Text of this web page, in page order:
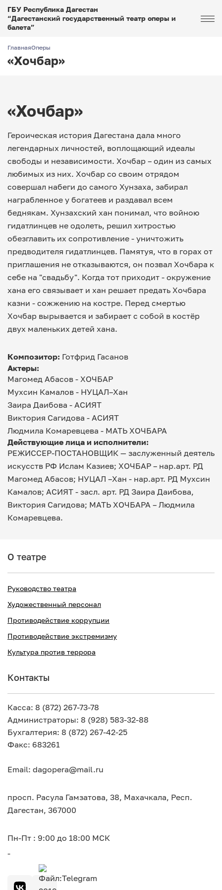
ГБУ Республика Дагестан
“Дагестанский государственный театр оперы и
балета”
ГлавнаяОперы
«Хочбар»
«Хочбар»
Героическая история Дагестана дала много
легендарных личностей, воплощающий идеалы
свободы и независимости. Хочбар – один из самых
любимых из них. Хочбар со своим отрядом
совершал набеги до самого Хунзаха, забирал
награбленное у богатеев и раздавал всем
беднякам. Хунзахский хан понимал, что войною
гидатлинцев не одолеть, решил хитростью
обезглавить их сопротивление - уничтожить
предводителя гидатлинцев. Памятуя, что в горах от
приглашения не отказываются, он позвал Хочбара к
себе на "свадьбу". Когда тот приходит - окружение
хана его связывает и хан решает предать Хочбара
казни - сожжению на костре. Перед смертью
Хочбар вырывается и забирает с собой в костёр
двух маленьких детей хана.
Композитор: Готфрид Гасанов
Актеры:
Магомед Абасов - ХОЧБАР
Мухсин Камалов - НУЦАЛ–Хан
Заира Даибова - АСИЯТ
Виктория Сагидова - АСИЯТ
Людмила Комаревцева - МАТЬ ХОЧБАРА
Действующие лица и исполнители:
РЕЖИССЕР-ПОСТАНОВЩИК — заслуженный деятель
искусств РФ Ислам Казиев; ХОЧБАР – нар.арт. РД
Магомед Абасов; НУЦАЛ –Хан - нар.арт. РД Мухсин
Камалов; АСИЯТ - засл. арт. РД Заира Даибова,
Виктория Сагидова; МАТЬ ХОЧБАРА – Людмила
Комаревцева.
О театре
Руководство театра
Художественный персонал
Противодействие коррупции
Противодействие экстремизму
Культура против террора
Контакты
Касса: 8 (872) 267-73-78
Администраторы: 8 (928) 583-32-88
Бухгалтерия: 8 (872) 267-42-25
Факс: 683261
Email: dagopera@mail.ru
просп. Расула Гамзатова, 38, Махачкала, Респ.
Дагестан, 367000
Пн-Пт : 9:00 до 18:00 МСК
-